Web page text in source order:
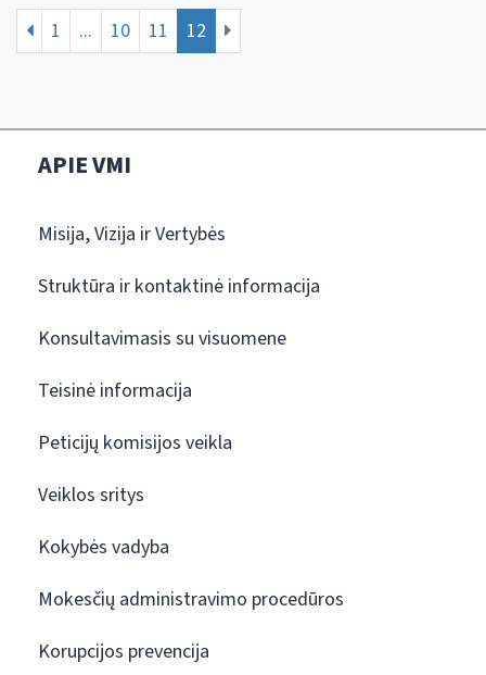
1 ... 10 11 12
APIE VMI
Misija, Vizija ir Vertybės
Struktūra ir kontaktinė informacija
Konsultavimasis su visuomene
Teisinė informacija
Peticijų komisijos veikla
Veiklos sritys
Kokybės vadyba
Mokesčių administravimo procedūros
Korupcijos prevencija